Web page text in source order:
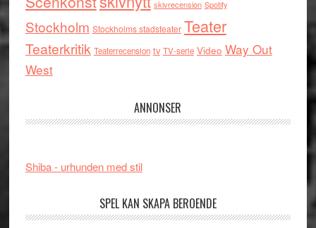
skivrecension Spotify
Stockholm Stockholms stadsteater Teater
Teaterkritik Teaterrecension tv TV-serie Video Way Out
West
ANNONSER
Shiba - urhunden med stil
SPEL KAN SKAPA BEROENDE